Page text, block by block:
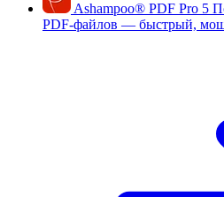
Ashampoo® PDF Pro 5
PDF-файлов — быстрый,